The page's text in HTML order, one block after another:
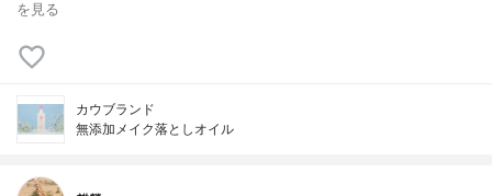
を見る
カウブランド
無添加メイク落としオイル